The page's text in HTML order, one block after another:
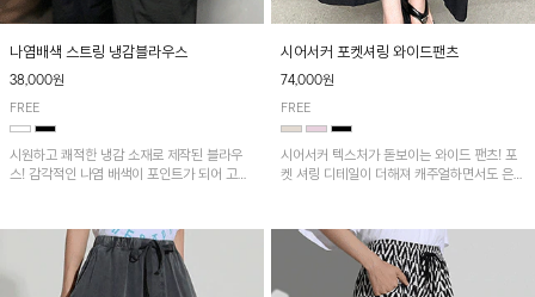
나염배색 스트링 냉감블라우스
38,000원
FREE
시원하고 쾌적한 냉감 소재로 제작된 블라우
스! 감각적인 나염 배색이 포인트가 되어 고급
착용 가능합니다~
시어서커 포켓셔링 와이드팬츠
74,000원
FREE
시어서커 텍스처가 돋보이는 와이드 팬츠! 포
켓 셔링 디테일이 더해져 캐주얼하면서도 은은
다. 가볍고 쾌적한 착용감으로 여름철 데일리
아이템으로 활용하기 좋아요~